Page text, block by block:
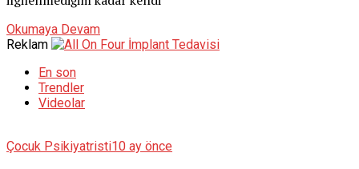
Okumaya Devam
Reklam
En son
Trendler
Videolar
Çocuk Psikiyatristi10 ay önce